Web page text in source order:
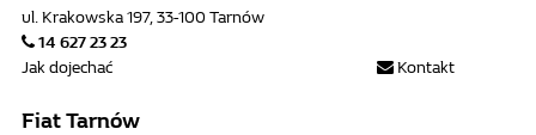
ul. Krakowska 197, 33-100 Tarnów
14 627 23 23
Kontakt
Jak dojechać
Fiat Tarnów